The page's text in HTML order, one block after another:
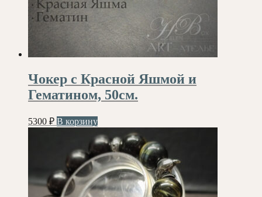
Чокер с Красной Яшмой и
Гематином, 50см.
5300 ₽ В корзину